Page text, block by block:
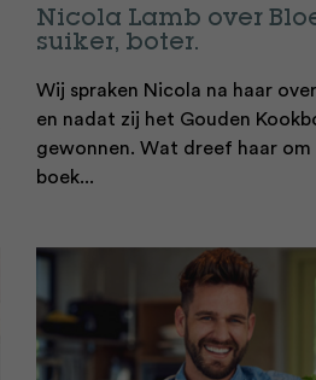
Nicola Lamb over
suiker, boter.
Wij spraken Nicola na haar
en nadat zij het Gouden
gewonnen. Wat dreef haar
boek...